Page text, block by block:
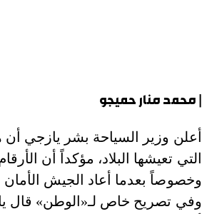
| محمد منار حميجو
أعلن وزير السياحة بشر يازجي أن
التي تعيشها البلاد، مؤكداً أن
وخصوصاً بعدما أعاد الجيش الأمان
وفي تصريح خاص لـ«الوطن» قال